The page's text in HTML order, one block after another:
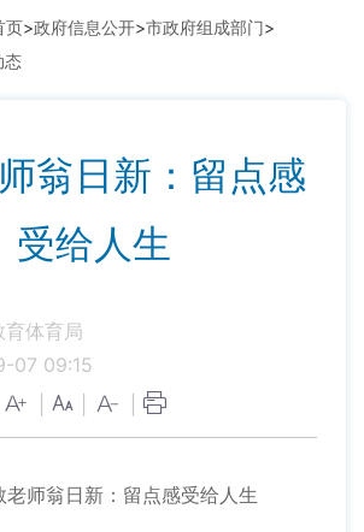
页>政府信息公开>市政府组成部门>
态
翁日新：留点感
受给人生
育体育局
07 09:15
老师翁日新：留点感受给人生